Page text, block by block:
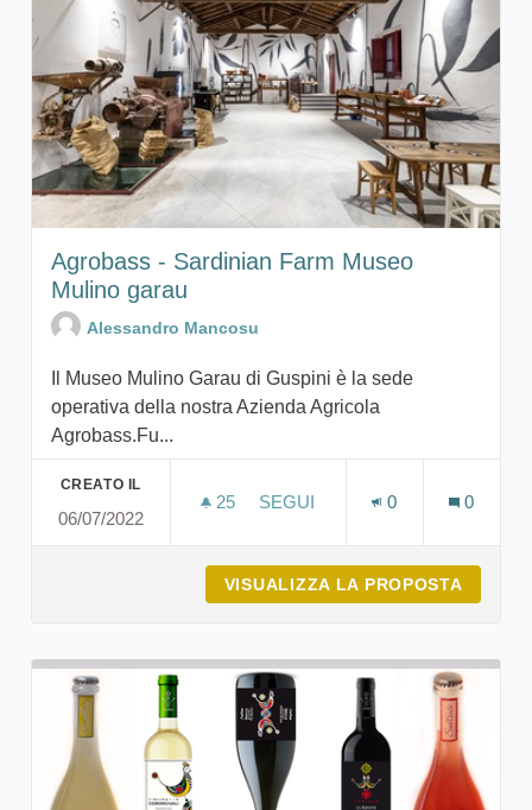
Agrobass - Sardinian Farm Museo
Mulino garau
Alessandro Mancosu
Il Museo Mulino Garau di Guspini è la sede
operativa della nostra Azienda Agricola
Agrobass.Fu...
CREATO IL
06/07/2022
25 25 SOSTENITORI
SEGUI
0 0
VISUALIZZA LA PROPOSTA